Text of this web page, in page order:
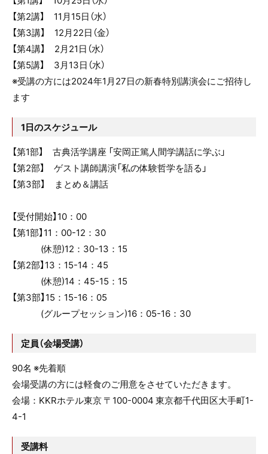
【第2講】 11月15日（水）
【第3講】 12月22日（金）
【第4講】 2月21日（水）
【第5講】 3月13日（水）
※受講の方には2024年1月27日の新春特別講演会にご招待し
ます
1日のスケジュール
【第1部】 古典活学講座 「安岡正篤人間学講話に学ぶ」
【第2部】 ゲスト講師講演「私の体験哲学を語る」
【第3部】 まとめ＆講話
【受付開始】10：00
【第1部】11：00-12：30
(休憩)12：30-13：15
【第2部】13：15-14：45
(休憩)14：45-15：15
【第3部】15：15-16：05
(グループセッション)16：05-16：30
定員（会場受講）
90名 ※先着順
会場受講の方には軽食のご用意をさせていただきます。
会場：KKRホテル東京 〒100-0004 東京都千代田区大手町1-
4-1
受講料